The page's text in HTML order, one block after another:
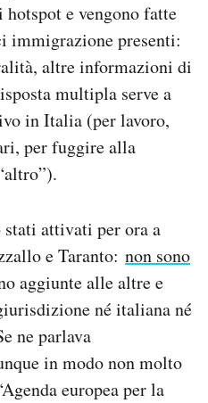
e vengono fatte
immigrazione presenti:
altre informazioni di
multipla serve a
in Italia (per lavoro,
per fuggire alla
attivati per ora a
e Taranto: non sono
aggiunte alle altre e
né italiana né
ne parlava
in modo non molto
europea per la